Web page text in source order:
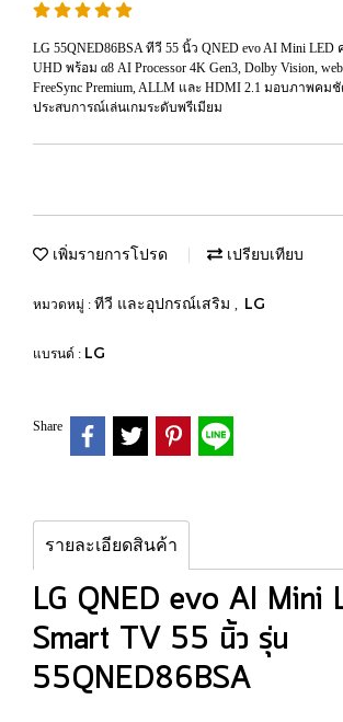
LG 55QNED86BSA ทีวี 55 นิ้ว QNED evo AI Mini LED
UHD พร้อม α8 AI Processor 4K Gen3, Dolby Vision,
FreeSync Premium, ALLM และ HDMI 2.1 มอบภาพคม
ประสบการณ์เล่นเกมระดับพรีเมียม
เพิ่มรายการโปรด เปรียบเทียบ
หมวดหมู่ : ทีวี และอุปกรณ์เสริม , LG
แบรนด์ : LG
Share
รายละเอียดสินค้า
LG QNED evo AI Mini
Smart TV 55 นิ้ว รุ่น
55QNED86BSA